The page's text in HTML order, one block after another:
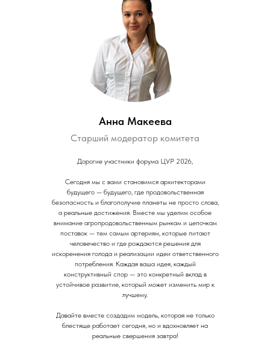
Анна Макеева
Старший модератор комитета
Дорогие участники форума ЦУР 2026,
Сегодня мы с вами становимся архитекторами
будущего — будущего, где продовольственная
безопасность и благополучие планеты не просто слова,
а реальные достижения. Вместе мы уделим особое
внимание агропродовольственным рынкам и цепочкам
поставок — тем самым артериям, которые питают
человечество и где рождаются решения для
искоренения голода и реализации идеи ответственного
потребления. Каждая ваша идея, каждый
конструктивный спор — это конкретный вклад в
устойчивое развитие, который может изменить мир к
лучшему.
Давайте вместе создадим модель, которая не только
блестяще работает сегодня, но и вдохновляет на
реальные свершения завтра!